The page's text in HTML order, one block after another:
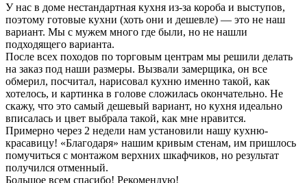
У нас в доме нестандартная кухня из-за короба и выступов,
поэтому готовые кухни (хоть они и дешевле) — это не наш
вариант. Мы с мужем много где были, но не нашли
подходящего варианта.
После всех походов по торговым центрам мы решили делать
на заказ под наши размеры. Вызвали замерщика, он все
обмерил, посчитал, нарисовал кухню именно такой, как
хотелось, и картинка в голове сложилась окончательно. Не
скажу, что это самый дешевый вариант, но кухня идеально
вписалась и цвет выбрала такой, как мне нравится.
Примерно через 2 недели нам установили нашу кухню-
красавицу! «Благодаря» нашим кривым стенам, им пришлось
помучиться с монтажом верхних шкафчиков, но результат
получился отменный.
Большое всем спасибо! Рекомендую!